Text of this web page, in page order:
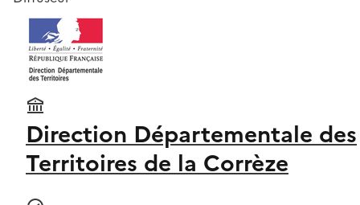
Direction Départementale des
Territoires de la Corrèze